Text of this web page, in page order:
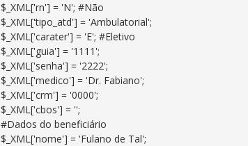
$_XML['rn'] = 'N'; #Não
$_XML['tipo_atd'] = 'Ambulatorial';
$_XML['carater'] = 'E'; #Eletivo
$_XML['guia'] = '1111';
$_XML['senha'] = '2222';
$_XML['medico'] = 'Dr. Fabiano';
$_XML['crm'] = '0000';
$_XML['cbos'] = '';
#Dados do beneficiário
$_XML['nome'] = 'Fulano de Tal';